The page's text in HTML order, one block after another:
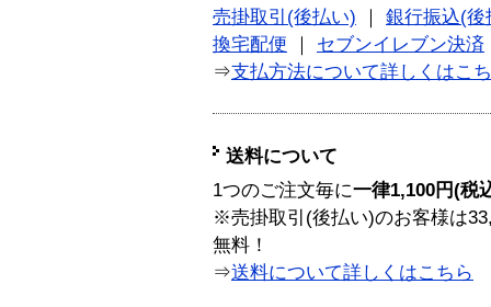
売掛取引(後払い)
銀行振込(後
換宅配便
セブンイレブン決済
⇒支払方法について詳しくはこ
送料について
1つのご注文毎に一律1,100円(税
※売掛取引(後払い)のお客様は
無料！
⇒送料について詳しくはこちら